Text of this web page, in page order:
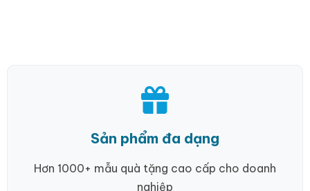
Sản phẩm đa dạng
Hơn 1000+ mẫu quà tặng cao cấp cho doanh
nghiệp